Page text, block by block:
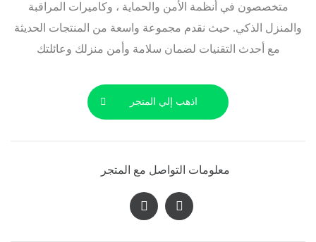
متخصصون في أنظمة الأمن والحماية ، وكاميرات المراقبة
والمنزل الذكي. حيث نقدم مجموعة واسعة من المنتجات الحديثة
مع أحدث التقنيات لضمان سلامة وأمن منزلك وعائلتك
اذهب إلي المتجر
معلومات التواصل مع المتجر